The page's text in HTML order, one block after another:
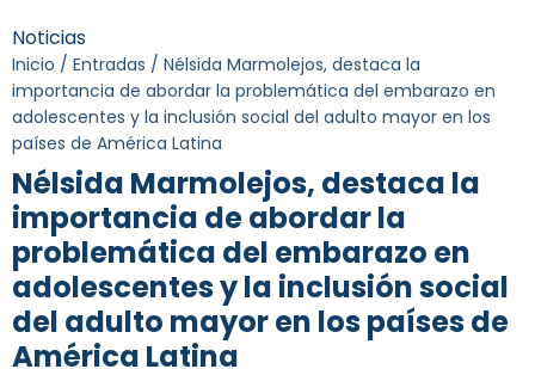
Noticias
Inicio / Entradas / Nélsida Marmolejos, destaca la
importancia de abordar la problemática del embarazo en
adolescentes y la inclusión social del adulto mayor en los
países de América Latina
Nélsida Marmolejos, destaca la
importancia de abordar la
problemática del embarazo en
adolescentes y la inclusión social
del adulto mayor en los países de
América Latina